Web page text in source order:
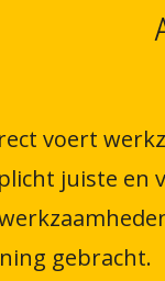
voert
juiste
gebracht.